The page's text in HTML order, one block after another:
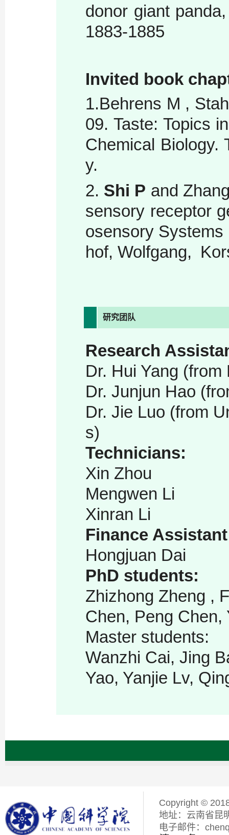
donor giant panda,
1883-1885
Invited book
1.Behrens M ,
09. Taste: Topics
Chemical Biology.
y.
2. Shi P and
sensory receptor
osensory
hof, Wolfgang,
研究团队
Research
Dr. Hui Yang
Dr. Junjun Hao
Dr. Jie Luo (from
s)
Technicians:
Xin Zhou
Mengwen Li
Xinran Li
Finance
Hongjuan Dai
PhD students:
Zhizhong Zheng ,
Chen, Peng Chen,
Master students:
Wanzhi Cai, Jing
Yao, Yanjie Lv,
Copyright ©
地址：云南省昆
电子邮件：